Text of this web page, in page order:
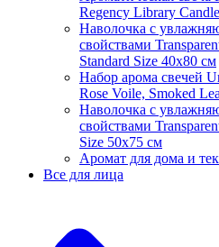
Regency Library
Наволочка с
свойствами
Standard Size 40x80 см
Набор арома свечей
Rose Voile, Smoked
Наволочка с
свойствами
Size 50x75 см
Аромат для дома и
Все для лица